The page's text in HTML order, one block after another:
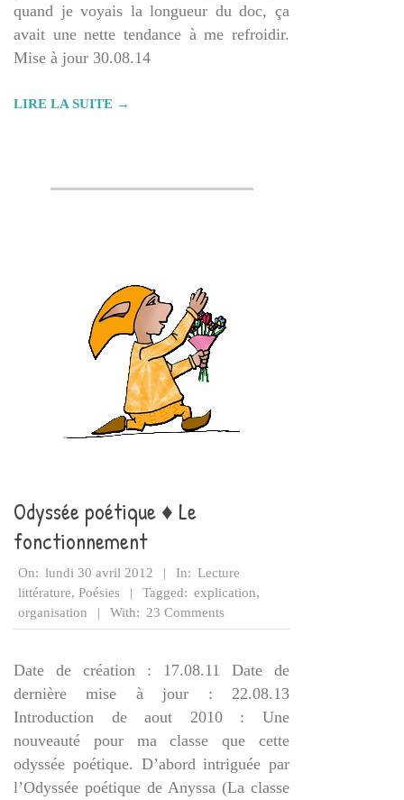
quand je voyais la longueur du doc, ça
avait une nette tendance à me refroidir.
Mise à jour 30.08.14
LIRE LA SUITE →
Odyssée poétique ♦ Le
fonctionnement
2012-
04-
30
On: lundi 30 avril 2012 In: Lecture
littérature, Poésies Tagged: explication,
organisation
With: 23 Comments
Date de création : 17.08.11 Date de
dernière mise à jour : 22.08.13
Introduction de aout 2010 : Une
nouveauté pour ma classe que cette
odyssée poétique. D’abord intriguée par
l’Odyssée poétique de Anyssa (La classe